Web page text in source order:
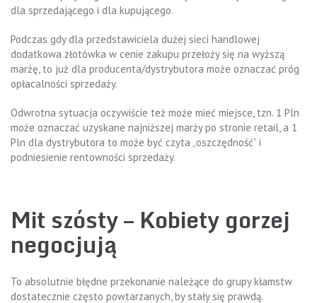
dla sprzedającego i dla kupującego.
Podczas gdy dla przedstawiciela dużej sieci handlowej
dodatkowa złotówka w cenie zakupu przełoży się na wyższą
marżę, to już dla producenta/dystrybutora może oznaczać próg
opłacalności sprzedaży.
Odwrotna sytuacja oczywiście też może mieć miejsce, tzn. 1 Pln
może oznaczać uzyskane najniższej marży po stronie retail, a 1
Pln dla dystrybutora to może być czyta „oszczędność” i
podniesienie rentowności sprzedaży.
Mit szósty – Kobiety gorzej
negocjują
To absolutnie błędne przekonanie należące do grupy kłamstw
dostatecznie często powtarzanych, by stały się prawdą.